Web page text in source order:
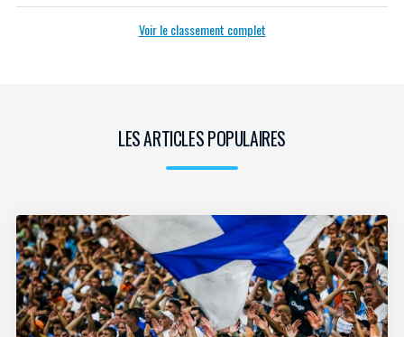
Voir le classement complet
LES ARTICLES POPULAIRES